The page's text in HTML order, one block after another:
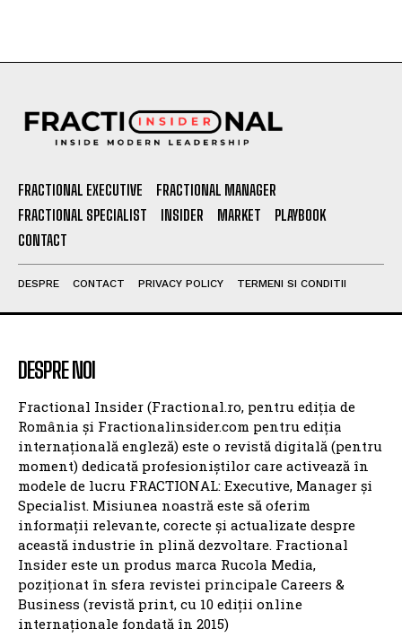
FRACTIONAL EXECUTIVE
FRACTIONAL MANAGER
FRACTIONAL SPECIALIST
INSIDER MARKET
PLAYBOOK
CONTACT
DESPRE CONTACT PRIVACY POLICY TERMENI SI CONDITII
DESPRE NOI
Fractional Insider (Fractional.ro, pentru ediția de
România și Fractionalinsider.com pentru ediția
internațională engleză) este o revistă digitală (pentru
moment) dedicată profesioniștilor care activează în
modele de lucru FRACTIONAL: Executive, Manager și
Specialist. Misiunea noastră este să oferim
informații relevante, corecte și actualizate despre
această industrie în plină dezvoltare. Fractional
Insider este un produs marca Rucola Media,
poziționat în sfera revistei principale Careers &
Business (revistă print, cu 10 ediții online
internaționale fondată în 2015)